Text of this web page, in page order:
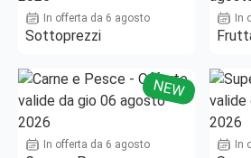
In offerta da 6 agosto
Sottoprezzi
In
NEW
In offerta da 6 agosto In